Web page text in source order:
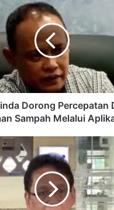
Dorong Percepatan
Sampah Melalui